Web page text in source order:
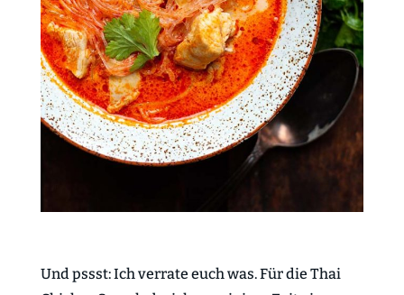
Und pssst: Ich verrate euch was. Für die Thai